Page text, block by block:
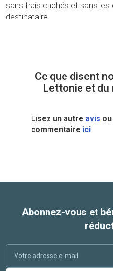
sans frais cachés et sans les
destinataire.
Ce que disent
Lettonie et du
Lisez un autre avis
commentaire ici
Abonnez-vous et